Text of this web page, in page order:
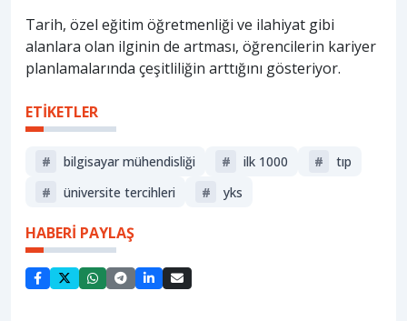
Tarih, özel eğitim öğretmenliği ve ilahiyat gibi
alanlara olan ilginin de artması, öğrencilerin kariyer
planlamalarında çeşitliliğin arttığını gösteriyor.
ETİKETLER
# bilgisayar mühendisliği # ilk 1000 #
tıp
#
üniversite tercihleri # yks
HABERİ PAYLAŞ